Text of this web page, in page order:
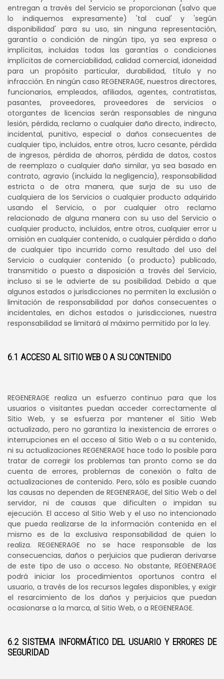
entregan a través del Servicio se proporcionan (salvo que
lo indiquemos expresamente) 'tal cual' y 'según
disponibilidad' para su uso, sin ninguna representación,
garantía o condición de ningún tipo, ya sea expresa o
implícitas, incluidas todas las garantías o condiciones
implícitas de comerciabilidad, calidad comercial, idoneidad
para un propósito particular, durabilidad, título y no
infracción. En ningún caso REGENERAGE, nuestros directores,
funcionarios, empleados, afiliados, agentes, contratistas,
pasantes, proveedores, proveedores de servicios o
otorgantes de licencias serán responsables de ninguna
lesión, pérdida, reclamo o cualquier daño directo, indirecto,
incidental, punitivo, especial o daños consecuentes de
cualquier tipo, incluidos, entre otros, lucro cesante, pérdida
de ingresos, pérdida de ahorros, pérdida de datos, costos
de reemplazo o cualquier daño similar, ya sea basado en
contrato, agravio (incluida la negligencia), responsabilidad
estricta o de otra manera, que surja de su uso de
cualquiera de los Servicios o cualquier producto adquirido
usando el Servicio, o por cualquier otro reclamo
relacionado de alguna manera con su uso del Servicio o
cualquier producto, incluidos, entre otros, cualquier error u
omisión en cualquier contenido, o cualquier pérdida o daño
de cualquier tipo incurrido como resultado del uso del
Servicio o cualquier contenido (o producto) publicado,
transmitido o puesto a disposición a través del Servicio,
incluso si se le advierte de su posibilidad. Debido a que
algunos estados o jurisdicciones no permiten la exclusión o
limitación de responsabilidad por daños consecuentes o
incidentales, en dichos estados o jurisdicciones, nuestra
responsabilidad se limitará al máximo permitido por la ley.
6.1 ACCESO AL SITIO WEB O A SU CONTENIDO
REGENERAGE realiza un esfuerzo continuo para que los
usuarios o visitantes puedan acceder correctamente al
Sitio Web, y se esfuerza por mantener el Sitio Web
actualizado, pero no garantiza la inexistencia de errores o
interrupciones en el acceso al Sitio Web o a su contenido,
ni su actualizaciones REGENERAGE hace todo lo posible para
tratar de corregir los problemas tan pronto como se da
cuenta de errores, problemas de conexión o falta de
actualizaciones de contenido. Pero, sólo es posible cuando
las causas no dependen de REGENERAGE, del Sitio Web o del
servidor, ni de causas que dificulten o impidan su
ejecución. El acceso al Sitio Web y el uso no intencionado
que pueda realizarse de la información contenida en el
mismo es de la exclusiva responsabilidad de quien lo
realiza. REGENERAGE no se hace responsable de las
consecuencias, daños o perjuicios que pudieran derivarse
de este tipo de uso o acceso. No obstante, REGENERAGE
podrá iniciar los procedimientos oportunos contra el
usuario, a través de los recursos legales disponibles, y exigir
el resarcimiento de los daños y perjuicios que puedan
ocasionarse a la marca, al Sitio Web, o a REGENERAGE.
6.2 SISTEMA INFORMÁTICO DEL USUARIO Y ERRORES DE
SEGURIDAD